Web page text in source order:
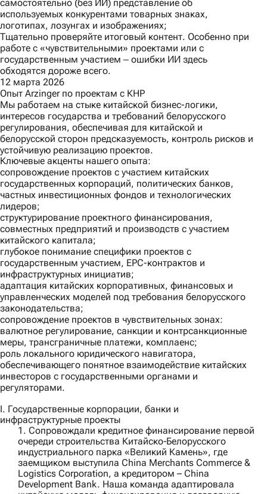
самостоятельно (без ИИ) представление об
используемых конкурентами товарных знаках,
логотипах, лозунгах и изображениях;
Тщательно проверяйте итоговый контент. Особенно при
работе с «чувствительными» проектами или с
государственным участием ‒ ошибки ИИ здесь
обходятся дороже всего.
12 марта 2026
Опыт Arzinger по проектам с КНР
Мы работаем на стыке китайской бизнес-логики,
интересов государства и требований белорусского
регулирования, обеспечивая для китайской и
белорусской сторон предсказуемость, контроль рисков и
устойчивую реализацию проектов.
Ключевые акценты нашего опыта:
сопровождение проектов с участием китайских
государственных корпораций, политических банков,
частных инвестиционных фондов и технологических
лидеров;
структурирование проектного финансирования,
совместных предприятий и производств с участием
китайского капитала;
глубокое понимание специфики проектов с
государственным участием, EPC-контрактов и
инфраструктурных инициатив;
адаптация китайских корпоративных, финансовых и
управленческих моделей под требования белорусского
законодательства;
сопровождение проектов в чувствительных зонах:
валютное регулирование, санкции и контрсанкционные
меры, трансграничные платежи, комплаенс;
роль локального юридического навигатора,
обеспечивающего понятное взаимодействие китайских
инвесторов с государственными органами и
регуляторами.
I. Государственные корпорации, банки и
инфраструктурные проекты
1. Сопровождали кредитное финансирование первой
очереди строительства Китайско‑Белорусского
индустриального парка «Великий Камень», где
заемщиком выступила China Merchants Commerce &
Logistics Corporation, а кредитором – China
Development Bank. Наша команда адаптировала